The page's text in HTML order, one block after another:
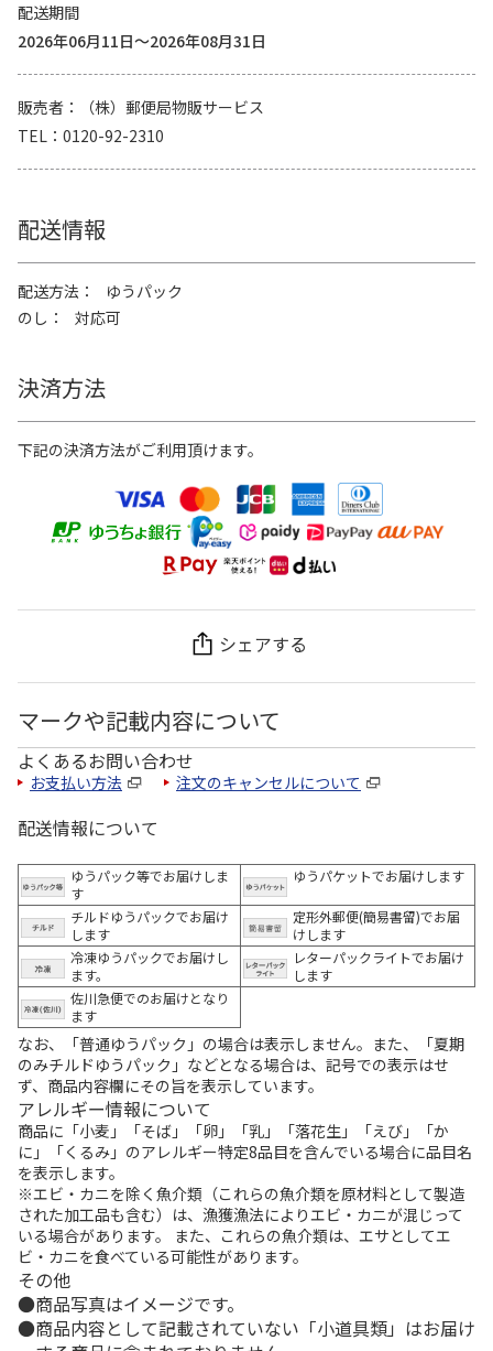
配送期間
2026年06月11日～2026年08月31日
販売者
（株）郵便局物販サービス
TEL
0120-92-2310
配送情報
配送方法
ゆうパック
のし
対応可
決済方法
下記の決済方法がご利用頂けます。
シェアする
マークや記載内容について
よくあるお問い合わせ
お支払い方法 注文のキャンセルについて
配送情報について
ゆうパック等でお届けしま
す
ゆうパケットでお届けします
チルドゆうパックでお届け
します
定形外郵便(簡易書留)でお届
けします
冷凍ゆうパックでお届けし
ます。
レターパックライトでお届け
します
佐川急便でのお届けとなり
ます
なお、「普通ゆうパック」の場合は表示しません。また、「夏期
のみチルドゆうパック」などとなる場合は、記号での表示はせ
ず、商品内容欄にその旨を表示しています。
アレルギー情報について
商品に「小麦」「そば」「卵」「乳」「落花生」「えび」「か
に」「くるみ」のアレルギー特定8品目を含んでいる場合に品目名
を表示します。
※エビ・カニを除く魚介類（これらの魚介類を原材料として製造
された加工品も含む）は、漁獲漁法によりエビ・カニが混じって
いる場合があります。 また、これらの魚介類は、エサとしてエ
ビ・カニを食べている可能性があります。
その他
商品写真はイメージです。
商品内容として記載されていない「小道具類」はお届け